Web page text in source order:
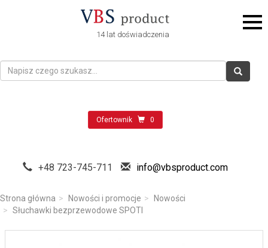
14 lat doświadczenia
Ofertownik 0
+48 723-745-711 info@vbsproduct.com
Strona główna Nowości i promocje
Nowości
Słuchawki bezprzewodowe SPOTI